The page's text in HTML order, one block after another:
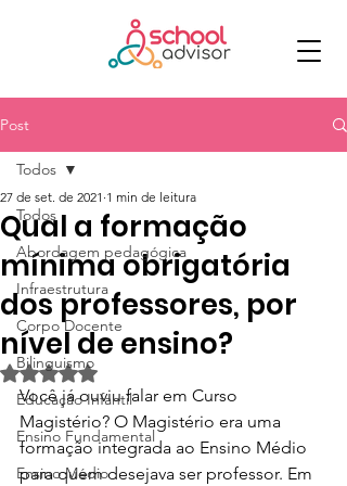
Post
Todos
Abordagem pedagógica
Infraestrutura
Corpo Docente
Bilinguismo
Educação Infantil
Ensino Fundamental
Ensino Médio
Todos
Qual a formação
mínima obrigatória
dos professores, por
nível de ensino?
27 de set. de 2021 1 min de leitura
Avaliado com NaN de 5 estrelas.
Você já ouviu falar em Curso
Magistério? O Magistério era uma
formação integrada ao Ensino Médio
para quem desejava ser professor. Em